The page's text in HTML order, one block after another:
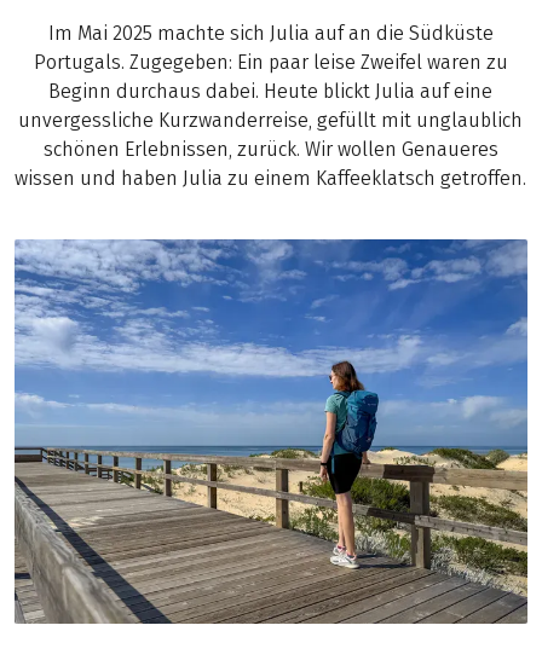
Im Mai 2025 machte sich Julia auf an die Südküste
Portugals. Zugegeben: Ein paar leise Zweifel waren zu
Beginn durchaus dabei. Heute blickt Julia auf eine
unvergessliche Kurzwanderreise, gefüllt mit unglaublich
schönen Erlebnissen, zurück. Wir wollen Genaueres
wissen und haben Julia zu einem Kaffeeklatsch getroffen.